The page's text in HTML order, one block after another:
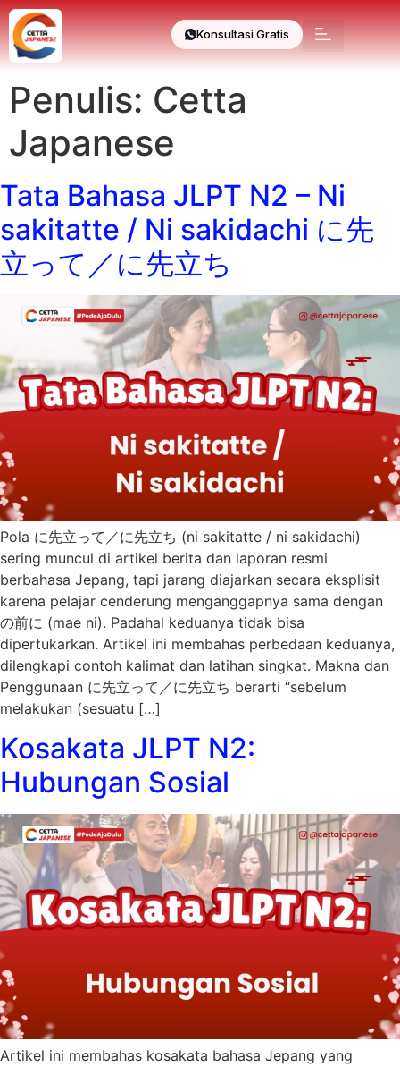
Konsultasi Gratis
Penulis: Cetta
Japanese
Tata Bahasa JLPT N2 – Ni
sakitatte / Ni sakidachi に先
立って／に先立ち
Pola に先立って／に先立ち (ni sakitatte / ni sakidachi)
sering muncul di artikel berita dan laporan resmi
berbahasa Jepang, tapi jarang diajarkan secara eksplisit
karena pelajar cenderung menganggapnya sama dengan
の前に (mae ni). Padahal keduanya tidak bisa
dipertukarkan. Artikel ini membahas perbedaan keduanya,
dilengkapi contoh kalimat dan latihan singkat. Makna dan
Penggunaan に先立って／に先立ち berarti “sebelum
melakukan (sesuatu […]
Kosakata JLPT N2:
Hubungan Sosial
Artikel ini membahas kosakata bahasa Jepang yang